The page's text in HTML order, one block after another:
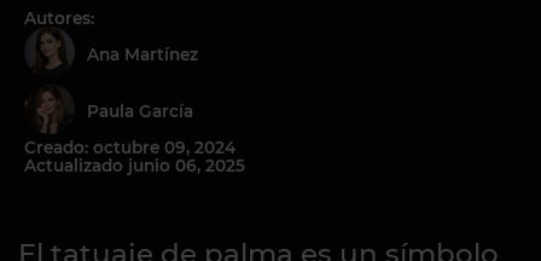
Autores:
Ana Martínez
Paula García
Creado: octubre 09, 2024
Actualizado junio 06, 2025
El tatuaje de palma es un símbolo